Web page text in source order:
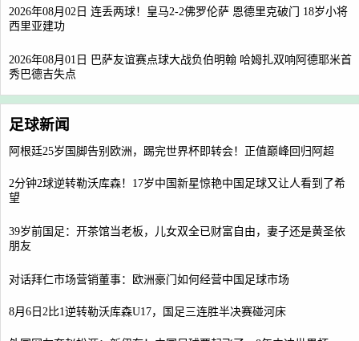
2026年08月02日 连丢两球！皇马2-2佛罗伦萨 恩德里克破门 18岁小将
西里亚建功
2026年08月01日 巴萨友谊赛点球大战负伯明翰 哈姆扎双响阿德耶米首
秀巴德吉失点
足球新闻
阿根廷25岁国脚告别欧洲，踢完世界杯即转会！正值巅峰回归阿超
2分钟2球逆转勒沃库森！17岁中国新星惊艳中国足球又让人看到了希
望
39岁前国足：开茶馆当老板，儿女双全已财富自由，妻子还是黄圣依
朋友
对话拜仁市场营销董事：欧洲豪门如何经营中国足球市场
8月6日2比1逆转勒沃库森U17，国足三连胜半决赛碰河床